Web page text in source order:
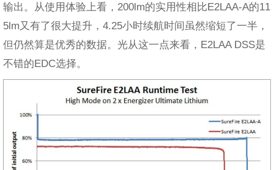
输出。从使用体验上看，200lm的实用性相比E2LAA-A的11
5lm又有了很大提升，4.25小时续航时间虽然缩短了一半，
但仍然算是优秀的数据。光从这一点来看，E2LAA DSS是
不错的EDC选择。